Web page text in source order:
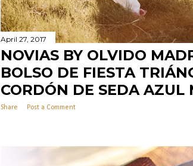
April 27, 2017
NOVIAS BY OLVIDO
BOLSO DE FIESTA
CORDÓN DE SEDA AZUL
Share Post a Comment